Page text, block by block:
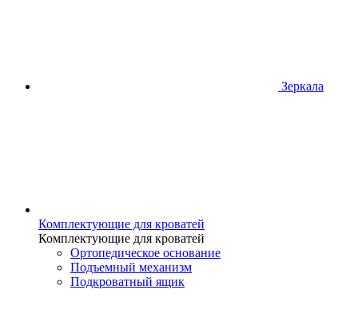
Зеркала
Комплектующие для кроватей
Комплектующие для кроватей
Ортопедическое основание
Подъемный механизм
Подкроватный ящик